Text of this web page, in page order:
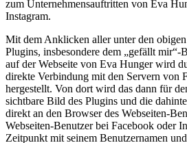
zum Unternehmensauftritten von Eva
Instagram.
Mit dem Anklicken aller unter den
Plugins, insbesondere dem „gefällt mir“-
auf der Webseite von Eva Hunger wird
direkte Verbindung mit den Servern von
hergestellt. Von dort wird das dann für
sichtbare Bild des Plugins und die
direkt an den Browser des Webseiten-
Webseiten-Benutzer bei Facebook oder
Zeitpunkt mit seinem Benutzernamen